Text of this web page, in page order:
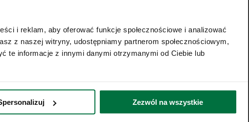
i reklam, aby oferować funkcje społecznościowe i analizować
z naszej witryny, udostępniamy partnerom społecznościowym,
te informacje z innymi danymi otrzymanymi od Ciebie lub
Zezwól na wszystkie